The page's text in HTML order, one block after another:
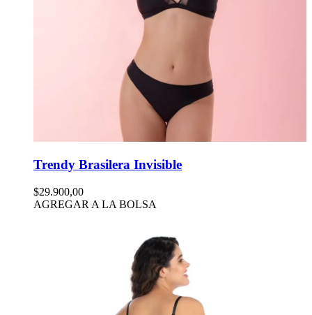
Trendy Brasilera Invisible
$29.900,00
AGREGAR A LA BOLSA